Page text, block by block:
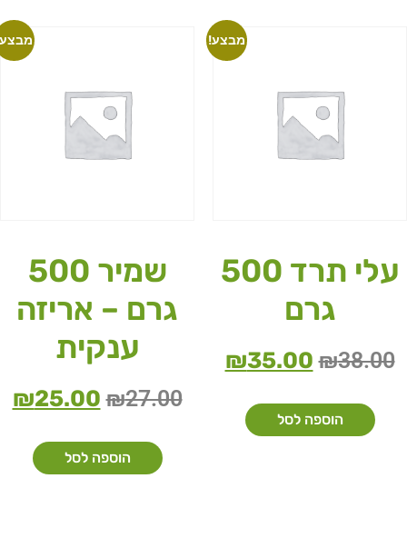
מבצע!
עלי תרד 500
גרם
₪38.00
₪35.00
הוספה לסל
מבצע!
שמיר 500
גרם – אריזה
ענקית
₪27.00
₪25.00
הוספה לסל